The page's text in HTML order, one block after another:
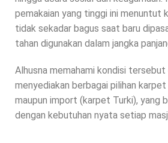
pemakaian yang tinggi ini menuntut
tidak sekadar bagus saat baru
tahan digunakan dalam jangka
Alhusna memahami kondisi tersebut
menyediakan berbagai pilihan
maupun import (karpet Turki), yang
dengan kebutuhan nyata setiap